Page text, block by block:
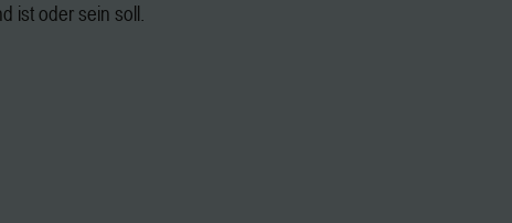
ist oder sein soll.